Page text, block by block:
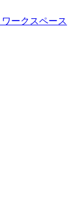
ワークスペース